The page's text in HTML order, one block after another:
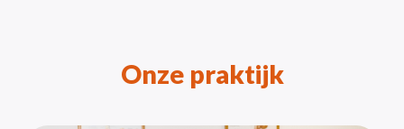
Onze praktijk